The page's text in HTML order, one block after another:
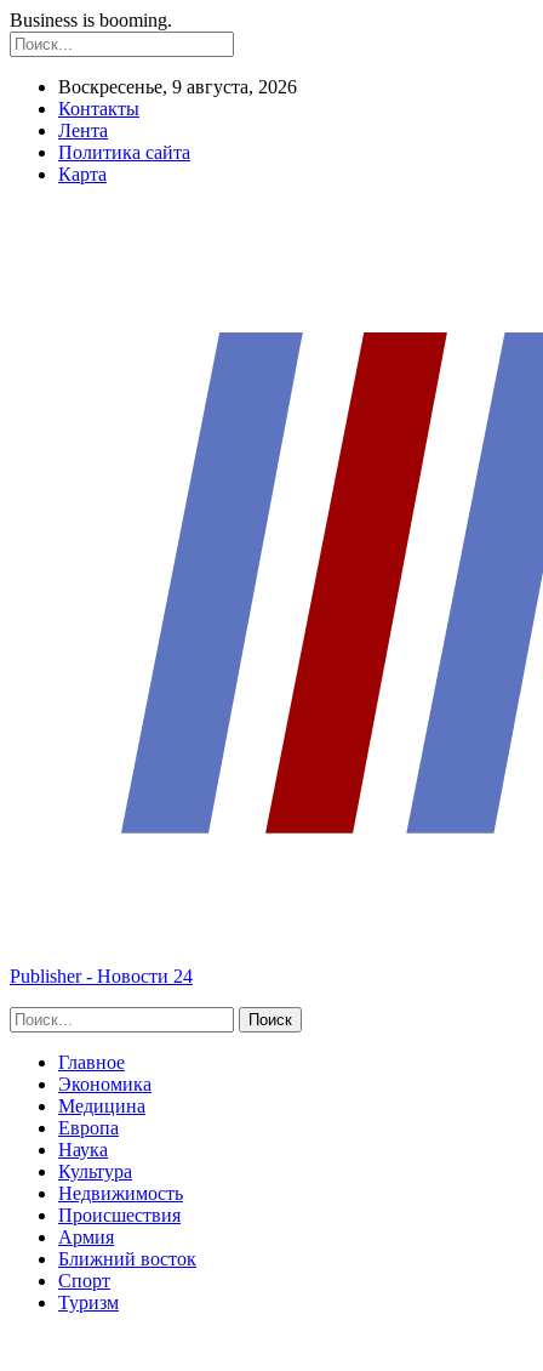
Business is booming.
Воскресенье, 9 августа, 2026
Контакты
Лента
Политика сайта
Карта
Publisher - Новости 24
Главное
Экономика
Медицина
Европа
Наука
Культура
Недвижимость
Происшествия
Армия
Ближний восток
Спорт
Туризм